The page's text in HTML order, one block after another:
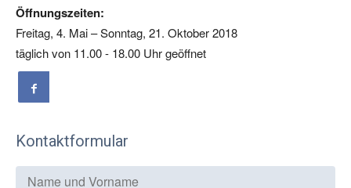
Öffnungszeiten:
Freitag, 4. Mai – Sonntag, 21. Oktober 2018
täglich von 11.00 - 18.00 Uhr geöffnet
Kontaktformular